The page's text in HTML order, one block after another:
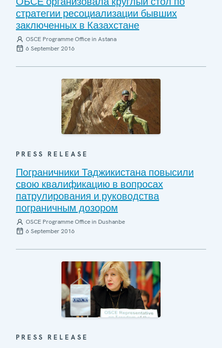
стратегии ресоциализации бывших
заключенных в Казахстане
OSCE Programme Office in Astana
6 September 2016
PRESS RELEASE
Пограничники Таджикистана повысили
свою квалификацию в вопросах
патрулирования и руководства
пограничным дозором
OSCE Programme Office in Dushanbe
6 September 2016
PRESS RELEASE